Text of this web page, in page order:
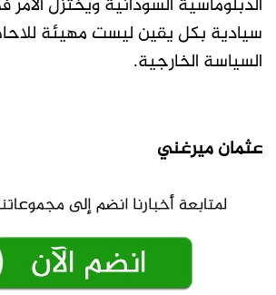
الدبلوماسية السودانية ويختزل
سيادية بكل يقين ليست مهيئة
السياسة الخارجية.
عثمان ميرغني